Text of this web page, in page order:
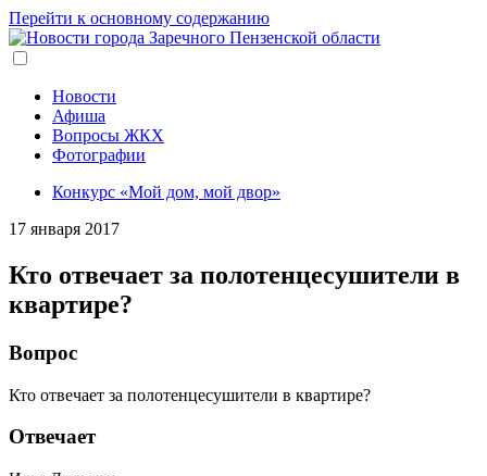
Перейти к основному содержанию
Новости
Афиша
Вопросы ЖКХ
Фотографии
Конкурс «Мой дом, мой двор»
17 января 2017
Кто отвечает за полотенцесушители в
квартире?
Вопрос
Кто отвечает за полотенцесушители в квартире?
Отвечает